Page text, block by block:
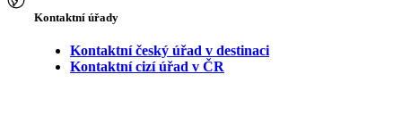
Kontaktní úřady
Kontaktní český úřad v destinaci
Kontaktní cizí úřad v ČR